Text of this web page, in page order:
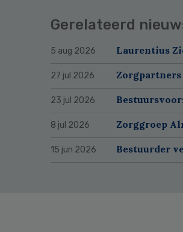
Gerelateerd
5 aug 2026 Laurentius
27 jul 2026
23 jul 2026
8 jul 2026 Zorggroep
15 jun 2026 Bestuurder